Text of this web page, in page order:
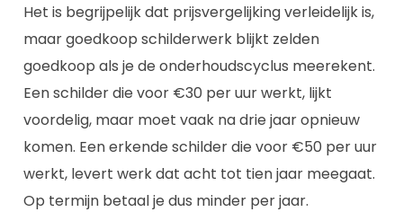
Het is begrijpelijk dat prijsvergelijking verleidelijk is,
maar goedkoop schilderwerk blijkt zelden
goedkoop als je de onderhoudscyclus meerekent.
Een schilder die voor €30 per uur werkt, lijkt
voordelig, maar moet vaak na drie jaar opnieuw
komen. Een erkende schilder die voor €50 per uur
werkt, levert werk dat acht tot tien jaar meegaat.
Op termijn betaal je dus minder per jaar.